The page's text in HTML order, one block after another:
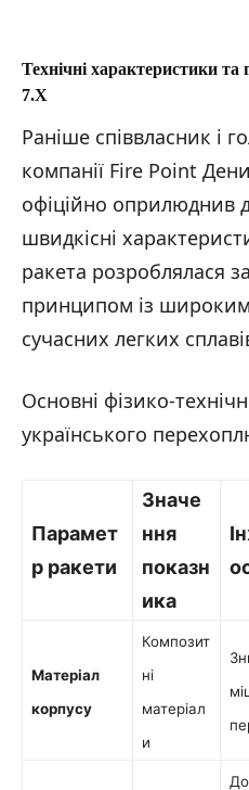
Технічні характеристики
7.X
Раніше співвласник і
компанії Fire Point
офіційно оприлюднив
швидкісні
ракета розроблялася
принципом із
сучасних легких
Основні фізико-
українського
Парамет
р ракети
Значе
ння
показн
ика
Матеріал
корпусу
Композит
ні
матеріал
и